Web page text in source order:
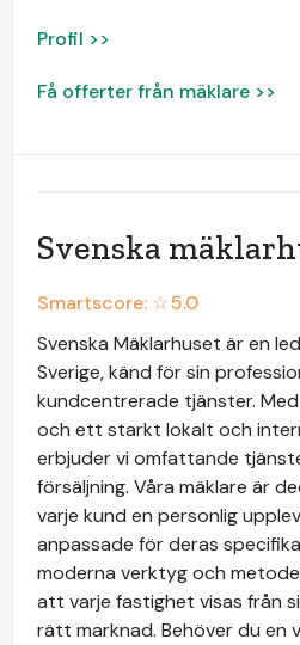
Profil >>
Få offerter från mäklare >>
Svenska
Smartscore: ☆5.0
Svenska Mäklarhuset är en
Sverige, känd för sin
kundcentrerade tjänster.
och ett starkt lokalt och
erbjuder vi omfattande
försäljning. Våra mäklare är
varje kund en personlig
anpassade för deras
moderna verktyg och
att varje fastighet visas från
rätt marknad. Behöver du en